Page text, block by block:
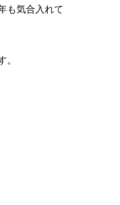
も気合入れて